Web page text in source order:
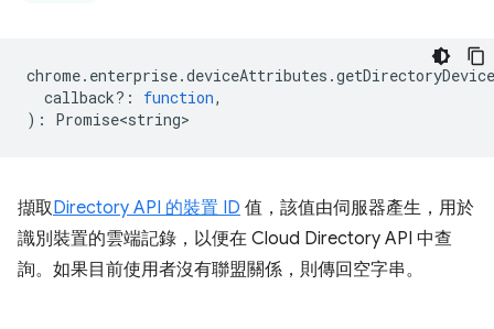
chrome. enterprise.deviceAttributes .
callback? : function,
) : Promise<string>
擷取Directory API 的裝置 ID 值，該值由伺服器產生，用於
識別裝置的雲端記錄，以便在 Cloud Directory API 中查
詢。如果目前使用者沒有聯盟關係，則傳回空字串。